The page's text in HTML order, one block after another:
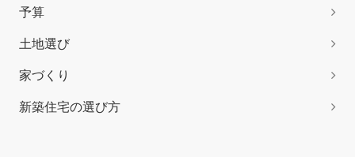
予算
土地選び
家づくり
新築住宅の選び方